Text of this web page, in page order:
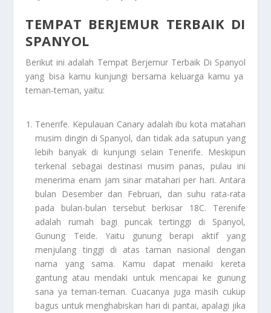
TEMPAT BERJEMUR TERBAIK DI
SPANYOL
Berikut ini adalah Tempat Berjemur Terbaik Di Spanyol
yang bisa kamu kunjungi bersama keluarga kamu ya
teman-teman, yaitu:
Tenerife. Kepulauan Canary adalah ibu kota matahari
musim dingin di Spanyol, dan tidak ada satupun yang
lebih banyak di kunjungi selain Tenerife. Meskipun
terkenal sebagai destinasi musim panas, pulau ini
menerima enam jam sinar matahari per hari. Antara
bulan Desember dan Februari, dan suhu rata-rata
pada bulan-bulan tersebut berkisar 18C. Terenife
adalah rumah bagi puncak tertinggi di Spanyol,
Gunung Teide. Yaitu gunung berapi aktif yang
menjulang tinggi di atas taman nasional dengan
nama yang sama. Kamu dapat menaiki kereta
gantung atau mendaki untuk mencapai ke gunung
sana ya teman-teman. Cuacanya juga masih cukup
bagus untuk menghabiskan hari di pantai, apalagi jika